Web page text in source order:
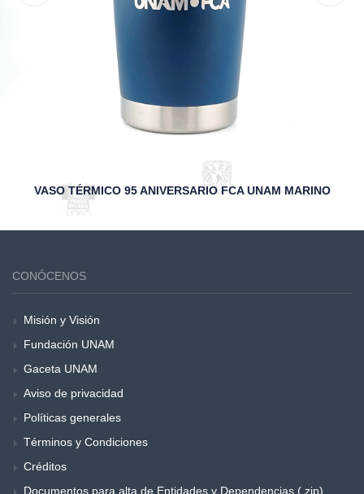
VASO TÉRMICO 95 ANIVERSARIO FCA UNAM MARINO
CONÓCENOS
Misión y Visión
Fundación UNAM
Gaceta UNAM
Aviso de privacidad
Políticas generales
Términos y Condiciones
Créditos
Documentos para alta de Entidades y Dependencias (.zip)